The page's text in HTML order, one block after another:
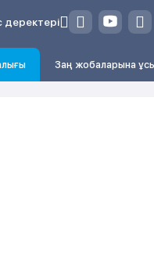
деректері
Заң жобаларына